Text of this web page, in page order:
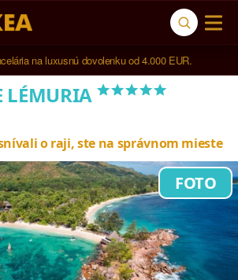
na luxusnú dovolenku od 4.000 EUR.
LÉMURIA*****
o raji, ste na správnom mieste
FOTO